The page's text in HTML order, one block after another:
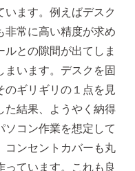
います。例えばデスク
非常に高い精度が求め
ルとの隙間が出てしま
まいます。デスクを固
のギリギリの１点を見
た結果、ようやく納得
ソコン作業を想定して
コンセントカバーも丸
っています。これも良